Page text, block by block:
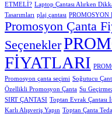
ETMELİ? Laptop Çantası Alırken
Tasarımları plaj çantası PROMOSYON
Promosyon Çanta
Seçenekler
FİYATLARI
Promosyon çanta seçimi Soğutucu
Özellikli Promosyon Çanta Su
SIRT ÇANTASI Toptan Evrak Çantası
Karlı Alışveriş Yapın Toptan Çanta